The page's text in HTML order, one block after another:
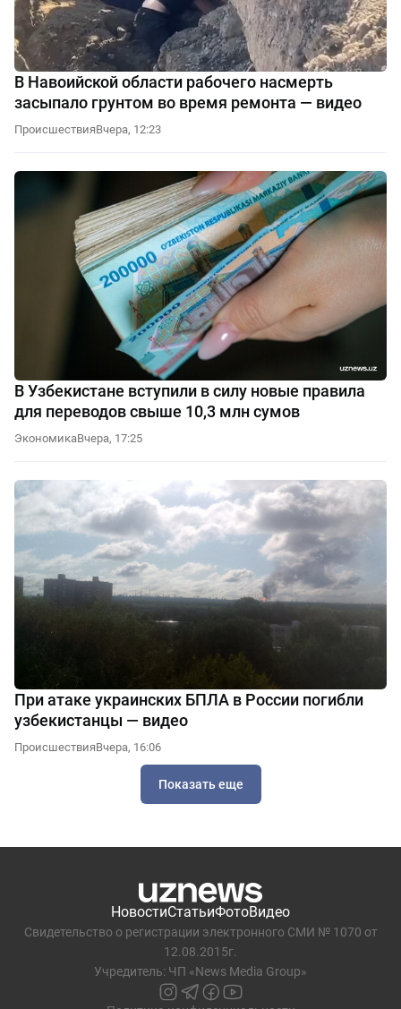
В Навоийской области рабочего насмерть
засыпало грунтом во время ремонта — видео
ПроисшествияВчера, 12:23
В Узбекистане вступили в силу новые правила
для переводов свыше 10,3 млн сумов
ЭкономикаВчера, 17:25
При атаке украинских БПЛА в России погибли
узбекистанцы — видео
ПроисшествияВчера, 16:06
Показать еще
НовостиСтатьиФотоВидео
Свидетельство о регистрации электронного СМИ № 1070 от
12.08.2015г.
Учредитель: ЧП «News Media Group»